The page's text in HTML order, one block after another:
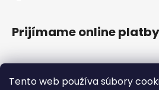
Tento web používa súbory
Prijímame online platby